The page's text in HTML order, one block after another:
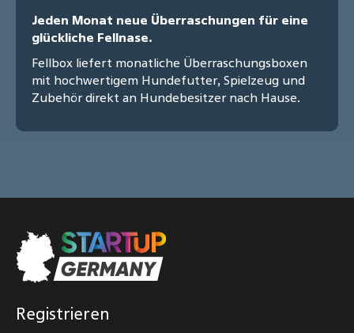
Jeden Monat neue Überraschungen für eine
glückliche Fellnase.
Fellbox liefert monatliche Überraschungsboxen
mit hochwertigem Hundefutter, Spielzeug und
Zubehör direkt an Hundebesitzer nach Hause.
Registrieren